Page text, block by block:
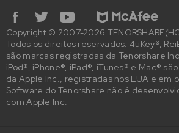
Copyright © 2007-2026
Todos os direitos reservados. 4uKey®,
são marcas registradas da Tenorshare
iPod®, iPhone®, iPad®, iTunes® e Mac®
da Apple Inc., registradas nos EUA e em
Software do Tenorshare não é
com Apple Inc.